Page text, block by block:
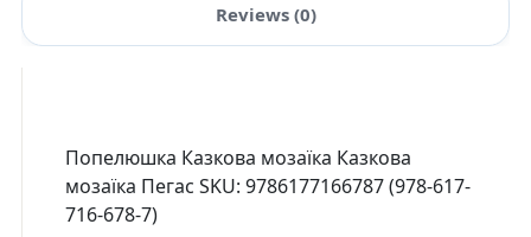
Reviews (0)
Попелюшка Казкова мозаїка Казкова
мозаїка Пегас SKU: 9786177166787 (978-617-
716-678-7)